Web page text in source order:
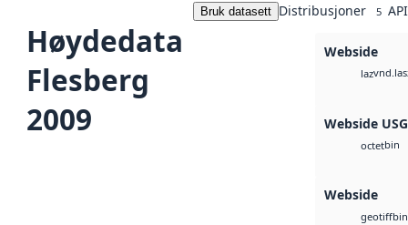
Høydedata
Flesberg
2009
Bruk datasett Distribusjoner 5
Webside
laz
Webside
octetbin
Webside
geotiffbin